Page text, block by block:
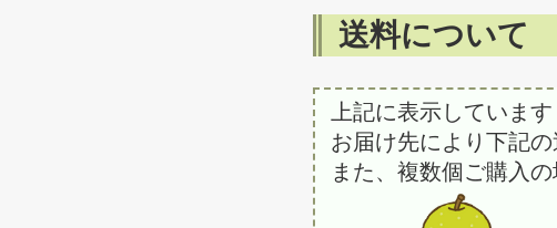
送料について
上記に表示していま
お届け先により下記
また、複数個ご購入